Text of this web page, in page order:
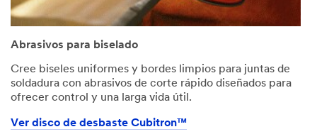
Abrasivos para biselado
Cree biseles uniformes y bordes limpios para juntas de
soldadura con abrasivos de corte rápido diseñados para
ofrecer control y una larga vida útil.
Ver disco de desbaste Cubitron™